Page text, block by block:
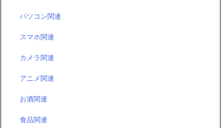
パソコン関連
スマホ関連
カメラ関連
アニメ関連
お酒関連
食品関連